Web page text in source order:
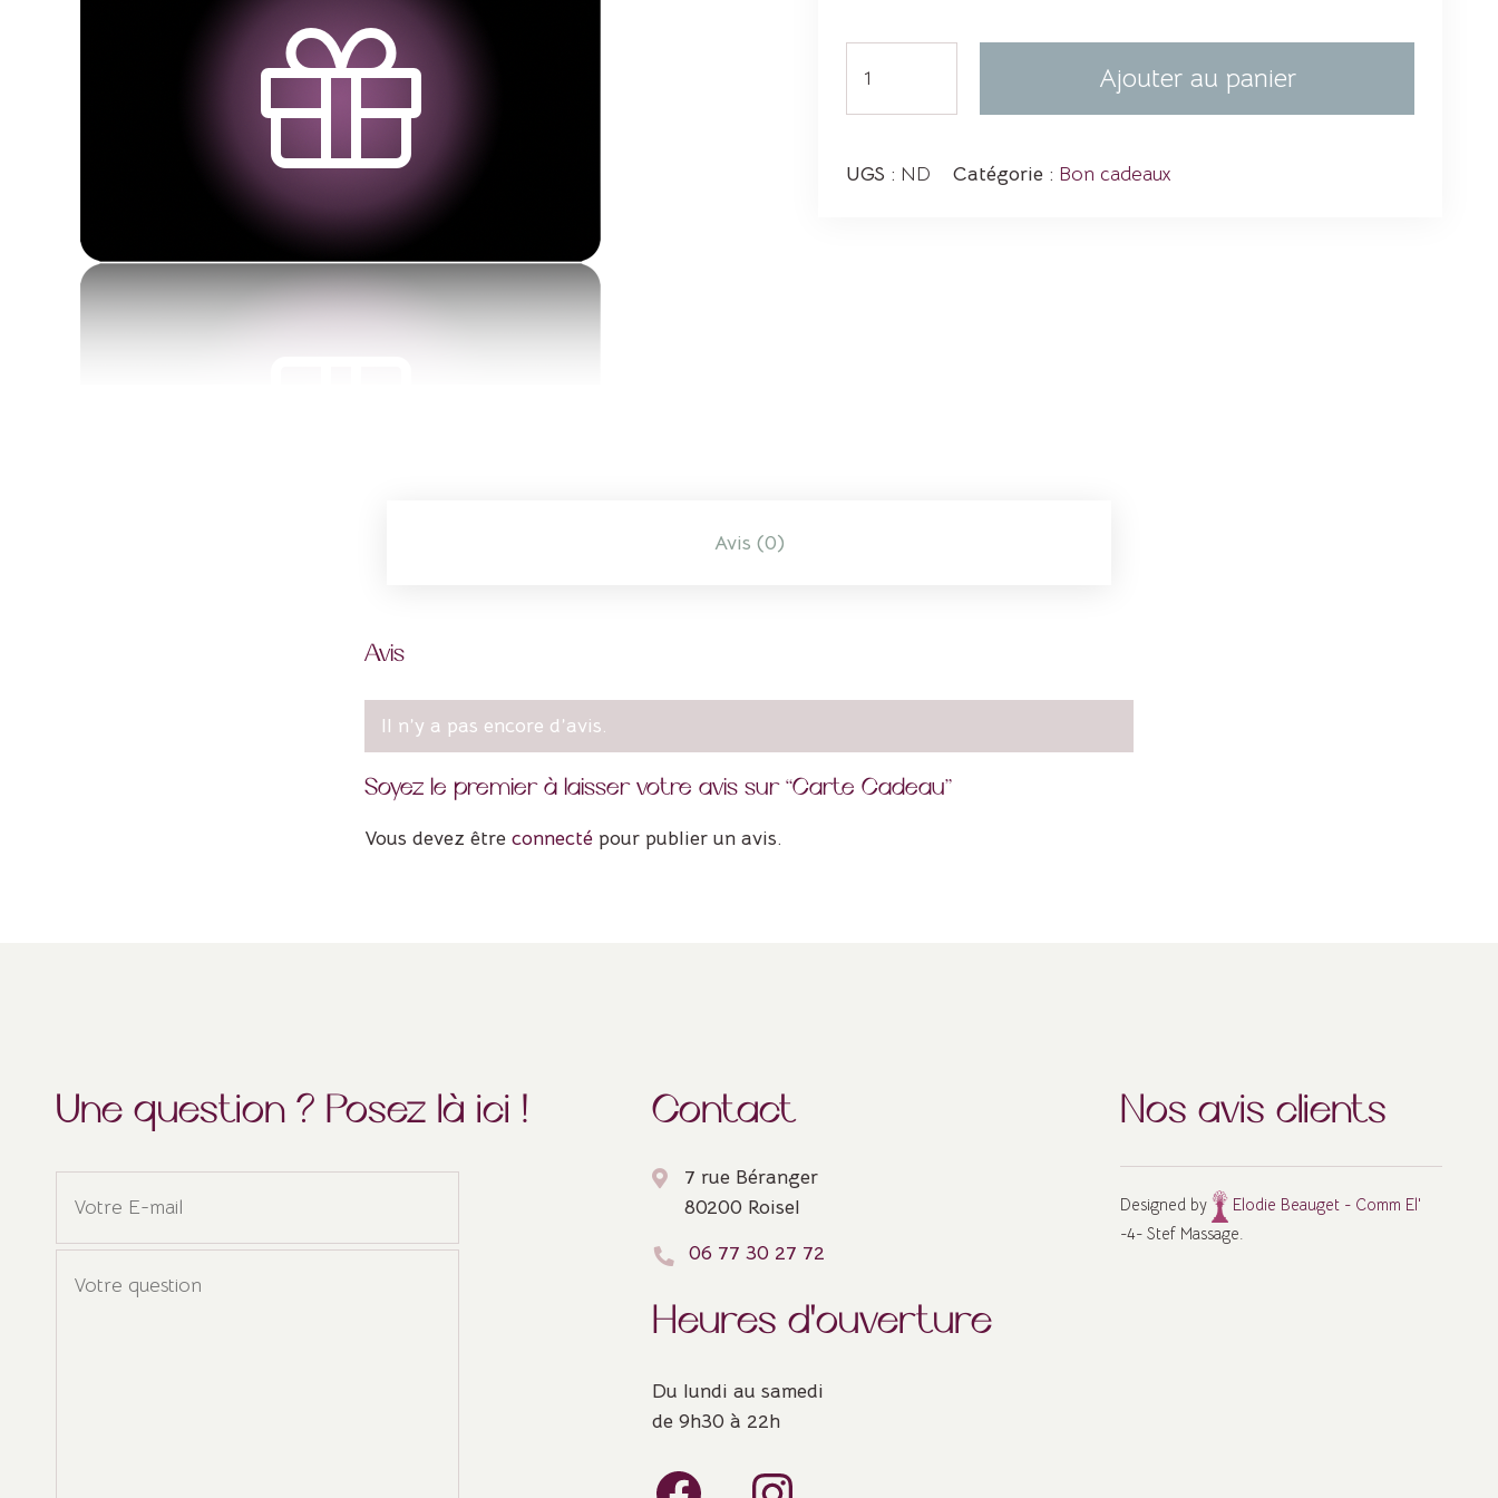
quantité
de
Ajouter au panier
UGS : ND Catégorie : Bon cadeaux
Avis (0)
Avis
Il n’y a pas encore d’avis.
Soyez le premier à laisser votre avis sur “Carte Cadeau”
Vous devez être connecté pour publier un avis.
Une question ? Posez là ici ! Contact
7 rue Béranger
80200 Roisel
06 77 30 27 72
Heures d'ouverture
Du lundi au samedi
de 9h30 à 22h
Nos avis clients
Designed by
Elodie Beauget - Comm El'
-4- Stef Massage.